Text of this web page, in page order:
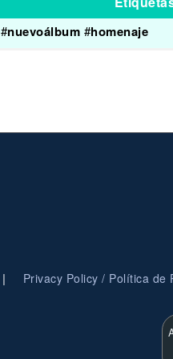
#nuevoálbum #homenaje
| Privacy Policy / Política de